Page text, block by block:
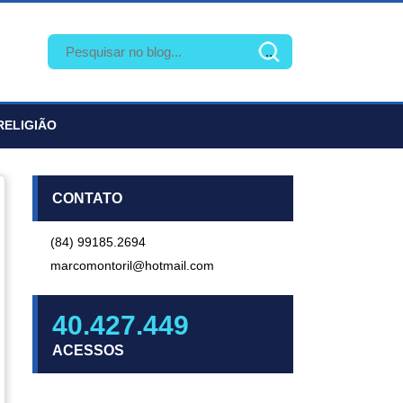
CONTATO
(84) 99185.2694
marcomontoril@hotmail.com
40.427.449
ACESSOS